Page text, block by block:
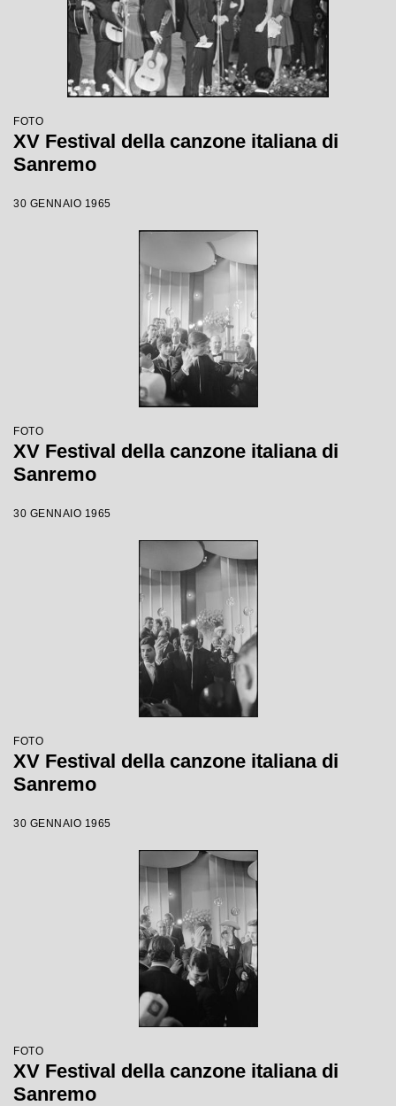
FOTO
XV Festival della canzone italiana di
Sanremo
30 GENNAIO 1965
FOTO
XV Festival della canzone italiana di
Sanremo
30 GENNAIO 1965
FOTO
XV Festival della canzone italiana di
Sanremo
30 GENNAIO 1965
FOTO
XV Festival della canzone italiana di
Sanremo